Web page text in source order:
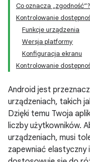
Co oznacza „zgodność”?
Kontrolowanie
Funkcje urządzenia
Wersja platformy
Konfiguracja ekranu
Kontrolowanie
Android jest
urządzeniach, takich
Dzięki temu Twoja
liczby użytkowników.
urządzeniach, musi
zapewniać